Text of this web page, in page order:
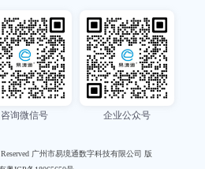
咨询微信号 企业公众号
广州市易境通数字科技有限公司 版